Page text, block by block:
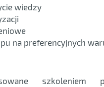
wiedzy
na preferencyjnych